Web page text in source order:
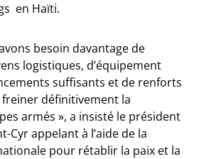
en Haïti.
besoin davantage de
logistiques, d’équipement
suffisants et de renforts
définitivement la
armés », a insisté le président
Cyr appelant à l’aide de la
pour rétablir la paix et la